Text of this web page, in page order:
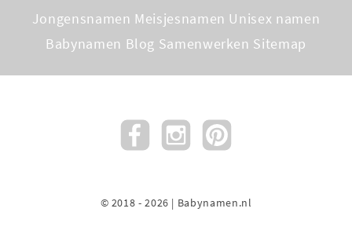
Jongensnamen Meisjesnamen Unisex namen
Babynamen Blog Samenwerken Sitemap
© 2018 - 2026 | Babynamen.nl